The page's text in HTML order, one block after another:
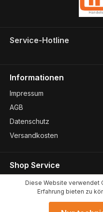
Service-Hotline
Informationen
Impressum
AGB
Datenschutz
Versandkosten
Shop Service
Kontakt
Konformitätserklärungen
Diese Website verwendet
Erfahrung bieten zu